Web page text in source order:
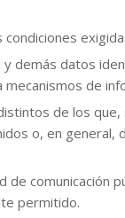
demás datos
de
de los
o, en
comunicación
permitido.